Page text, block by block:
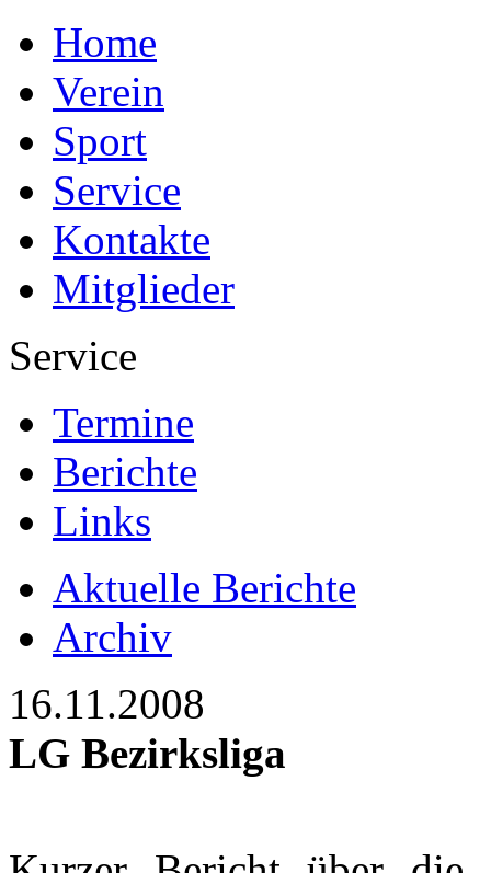
Home
Verein
Sport
Service
Kontakte
Mitglieder
Service
Termine
Berichte
Links
Aktuelle Berichte
Archiv
16.11.2008
LG Bezirksliga